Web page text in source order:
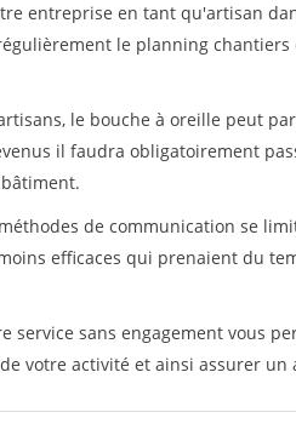
entreprise en tant qu'artisan
le planning
le bouche à oreille peut
il faudra obligatoirement
de communication se
efficaces qui prenaient du
service sans engagement vous
votre activité et ainsi assurer un